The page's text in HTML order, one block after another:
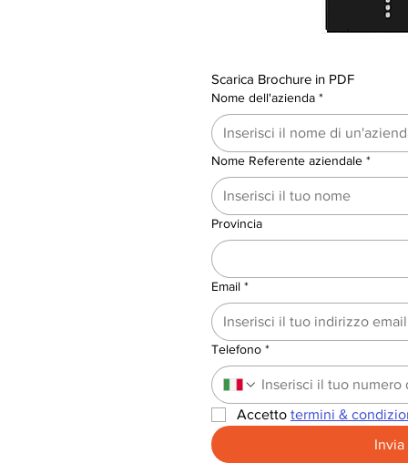
Scarica Brochure in PDF
Nome dell'azienda *
Nome Referente aziendale *
Provincia
Email *
Telefono *
Accetto termini &
Invia